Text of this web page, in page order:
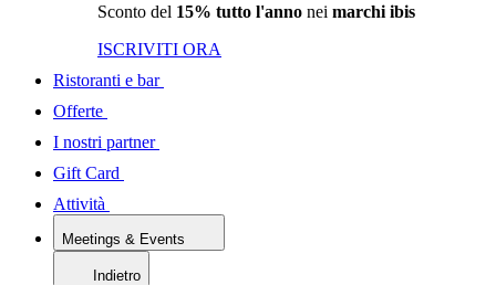
Sconto del 15% tutto l'anno nei marchi ibis
ISCRIVITI ORA
Ristoranti e bar
Offerte
I nostri partner
Gift Card
Attività
Meetings & Events
Indietro